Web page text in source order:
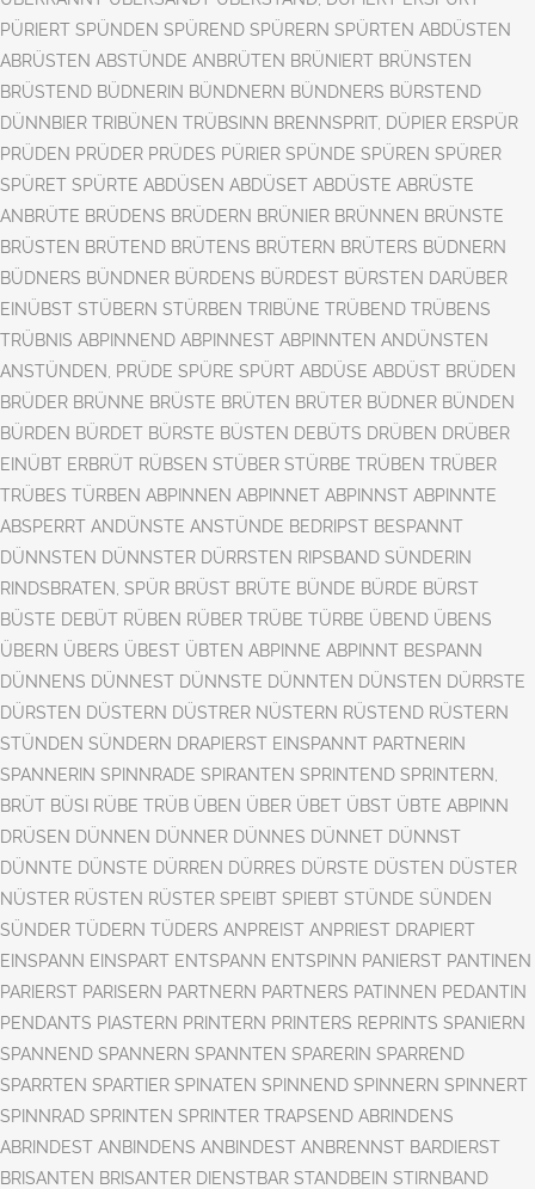
PÜRIERT SPÜNDEN SPÜREND SPÜRERN SPÜRTEN ABDÜSTEN
ABRÜSTEN ABSTÜNDE ANBRÜTEN BRÜNIERT BRÜNSTEN
BRÜSTEND BÜDNERIN BÜNDNERN BÜNDNERS BÜRSTEND
DÜNNBIER TRIBÜNEN TRÜBSINN BRENNSPRIT, DÜPIER ERSPÜR
PRÜDEN PRÜDER PRÜDES PÜRIER SPÜNDE SPÜREN SPÜRER
SPÜRET SPÜRTE ABDÜSEN ABDÜSET ABDÜSTE ABRÜSTE
ANBRÜTE BRÜDENS BRÜDERN BRÜNIER BRÜNNEN BRÜNSTE
BRÜSTEN BRÜTEND BRÜTENS BRÜTERN BRÜTERS BÜDNERN
BÜDNERS BÜNDNER BÜRDENS BÜRDEST BÜRSTEN DARÜBER
EINÜBST STÜBERN STÜRBEN TRIBÜNE TRÜBEND TRÜBENS
TRÜBNIS ABPINNEND ABPINNEST ABPINNTEN ANDÜNSTEN
ANSTÜNDEN, PRÜDE SPÜRE SPÜRT ABDÜSE ABDÜST BRÜDEN
BRÜDER BRÜNNE BRÜSTE BRÜTEN BRÜTER BÜDNER BÜNDEN
BÜRDEN BÜRDET BÜRSTE BÜSTEN DEBÜTS DRÜBEN DRÜBER
EINÜBT ERBRÜT RÜBSEN STÜBER STÜRBE TRÜBEN TRÜBER
TRÜBES TÜRBEN ABPINNEN ABPINNET ABPINNST ABPINNTE
ABSPERRT ANDÜNSTE ANSTÜNDE BEDRIPST BESPANNT
DÜNNSTEN DÜNNSTER DÜRRSTEN RIPSBAND SÜNDERIN
RINDSBRATEN, SPÜR BRÜST BRÜTE BÜNDE BÜRDE BÜRST
BÜSTE DEBÜT RÜBEN RÜBER TRÜBE TÜRBE ÜBEND ÜBENS
ÜBERN ÜBERS ÜBEST ÜBTEN ABPINNE ABPINNT BESPANN
DÜNNENS DÜNNEST DÜNNSTE DÜNNTEN DÜNSTEN DÜRRSTE
DÜRSTEN DÜSTERN DÜSTRER NÜSTERN RÜSTEND RÜSTERN
STÜNDEN SÜNDERN DRAPIERST EINSPANNT PARTNERIN
SPANNERIN SPINNRADE SPIRANTEN SPRINTEND SPRINTERN,
BRÜT BÜSI RÜBE TRÜB ÜBEN ÜBER ÜBET ÜBST ÜBTE ABPINN
DRÜSEN DÜNNEN DÜNNER DÜNNES DÜNNET DÜNNST
DÜNNTE DÜNSTE DÜRREN DÜRRES DÜRSTE DÜSTEN DÜSTER
NÜSTER RÜSTEN RÜSTER SPEIBT SPIEBT STÜNDE SÜNDEN
SÜNDER TÜDERN TÜDERS ANPREIST ANPRIEST DRAPIERT
EINSPANN EINSPART ENTSPANN ENTSPINN PANIERST PANTINEN
PARIERST PARISERN PARTNERN PARTNERS PATINNEN PEDANTIN
PENDANTS PIASTERN PRINTERN PRINTERS REPRINTS SPANIERN
SPANNEND SPANNERN SPANNTEN SPARERIN SPARREND
SPARRTEN SPARTIER SPINATEN SPINNEND SPINNERN SPINNERT
SPINNRAD SPRINTEN SPRINTER TRAPSEND ABRINDENS
ABRINDEST ANBINDENS ANBINDEST ANBRENNST BARDIERST
BRISANTEN BRISANTER DIENSTBAR STANDBEIN STIRNBAND